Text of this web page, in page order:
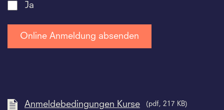
Ja
Anmeldebedingungen Kurse (pdf, 217 KB)